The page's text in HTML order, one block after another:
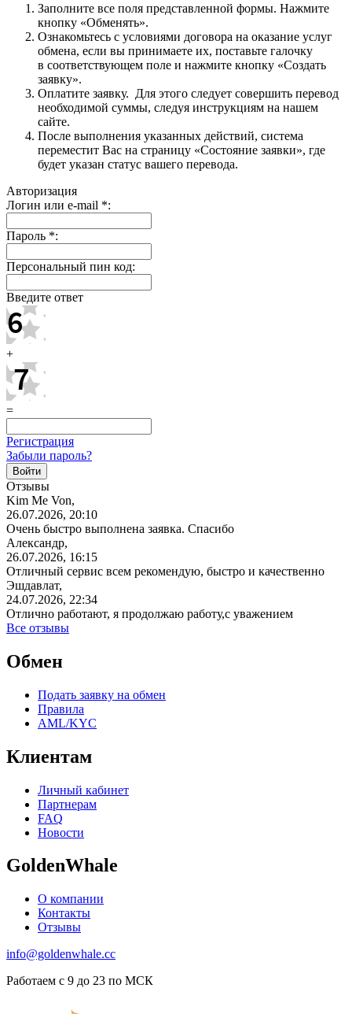
Заполните все поля представленной формы. Нажмите
кнопку «Обменять».
Ознакомьтесь с условиями договора на оказание услуг
обмена, если вы принимаете их, поставьте галочку
в соответствующем поле и нажмите кнопку «Создать
заявку».
Оплатите заявку. Для этого следует совершить перевод
необходимой суммы, следуя инструкциям на нашем
сайте.
После выполнения указанных действий, система
переместит Вас на страницу «Состояние заявки», где
будет указан статус вашего перевода.
Авторизация
Логин или e-mail *:
Пароль *:
Персональный пин код:
Введите ответ
+
=
Регистрация
Забыли пароль?
Отзывы
Kim Me Von,
26.07.2026, 20:10
Очень быстро выполнена заявка. Спасибо
Александр,
26.07.2026, 16:15
Отличный сервис всем рекомендую, быстро и качественно
Эшдавлат,
24.07.2026, 22:34
Отлично работают, я продолжаю работу,с уважением
Все отзывы
Обмен
Подать заявку на обмен
Правила
AML/KYC
Клиентам
Личный кабинет
Партнерам
FAQ
Новости
GoldenWhale
О компании
Контакты
Отзывы
info@goldenwhale.cc
Работаем с 9 до 23 по МСК